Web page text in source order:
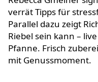
verrät Tipps für
Parallel dazu zeigt
Riebel sein kann –
Pfanne. Frisch
mit Genussmoment.